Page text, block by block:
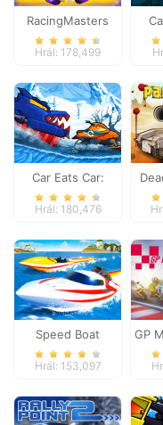
RacingMasters
Hrál: 178,499
Car Eats Car:
Winter Adventure
Hrál: 180,476
Speed Boat
Extreme Racing
Hrál: 153,097
GP